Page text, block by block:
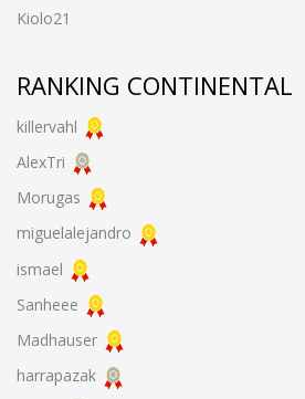
Kiolo21
RANKING CONTINENTAL
killervahl
AlexTri
Morugas
miguelalejandro
ismael
Sanheee
Madhauser
harrapazak